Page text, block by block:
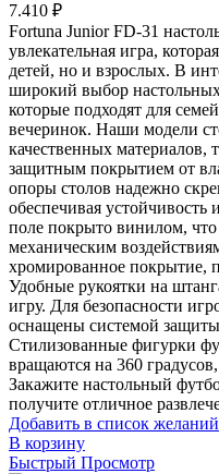
7.410 ₽
Fortuna Junior FD-31
увлекательная игра,
детей, но и взрослых. В
широкий выбор
которые подходят для
вечеринок. Наши модели
качественных
защитным покрытием от
опоры столов надежно
обеспечивая
поле покрыто винилом,
механическим
хромированное покрытие,
Удобные рукоятки на
игру. Для безопасности
оснащены системой
Стилизованные фигурки
вращаются на 360
Закажите настольный
получите отличное
Добавить в список желаний
В корзину
Быстрый Просмотр